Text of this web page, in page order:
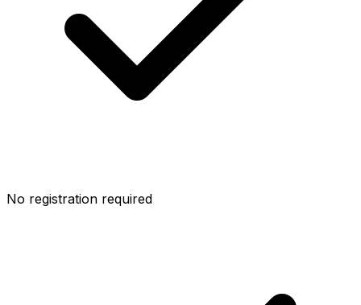
No registration required